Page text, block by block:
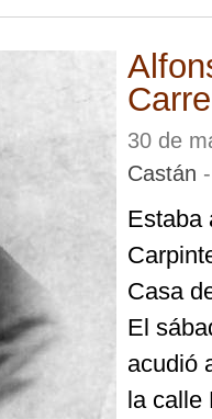
30 de
Castán
Estaba
Casa
El
acudió
la